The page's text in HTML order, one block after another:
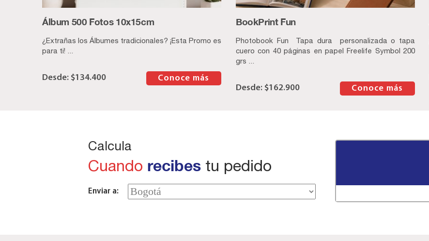
Álbum 500 Fotos 10x15cm
¿Extrañas los Álbumes tradicionales? ¡Esta Promo es
para ti! ...
$134.400 Conoce más
BookPrint Fun
Photobook Fun Tapa dura personalizada o tapa
cuero con 40 páginas en papel Freelife Symbol 200
grs ...
$162.900 Conoce más
Calcula
Cuando recibes tu pedido
Enviar a: